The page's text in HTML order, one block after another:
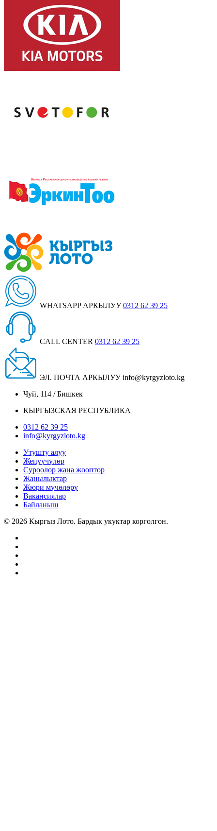
WHATSAPP АРКЫЛУУ 0312 62 39 25
CALL CENTER 0312 62 39 25
ЭЛ. ПОЧТА АРКЫЛУУ info@kyrgyzloto.kg
Чуй, 114 / Бишкек
КЫРГЫЗСКАЯ РЕСПУБЛИКА
0312 62 39 25
info@kyrgyzloto.kg
Утушту алуу
Жеңүүчүлөр
Суроолор жана жооптор
Жанылыктар
Жюри мүчөлөрү
Вакансиялар
Байланыш
© 2026 Кыргыз Лото. Бардык укуктар корголгон.